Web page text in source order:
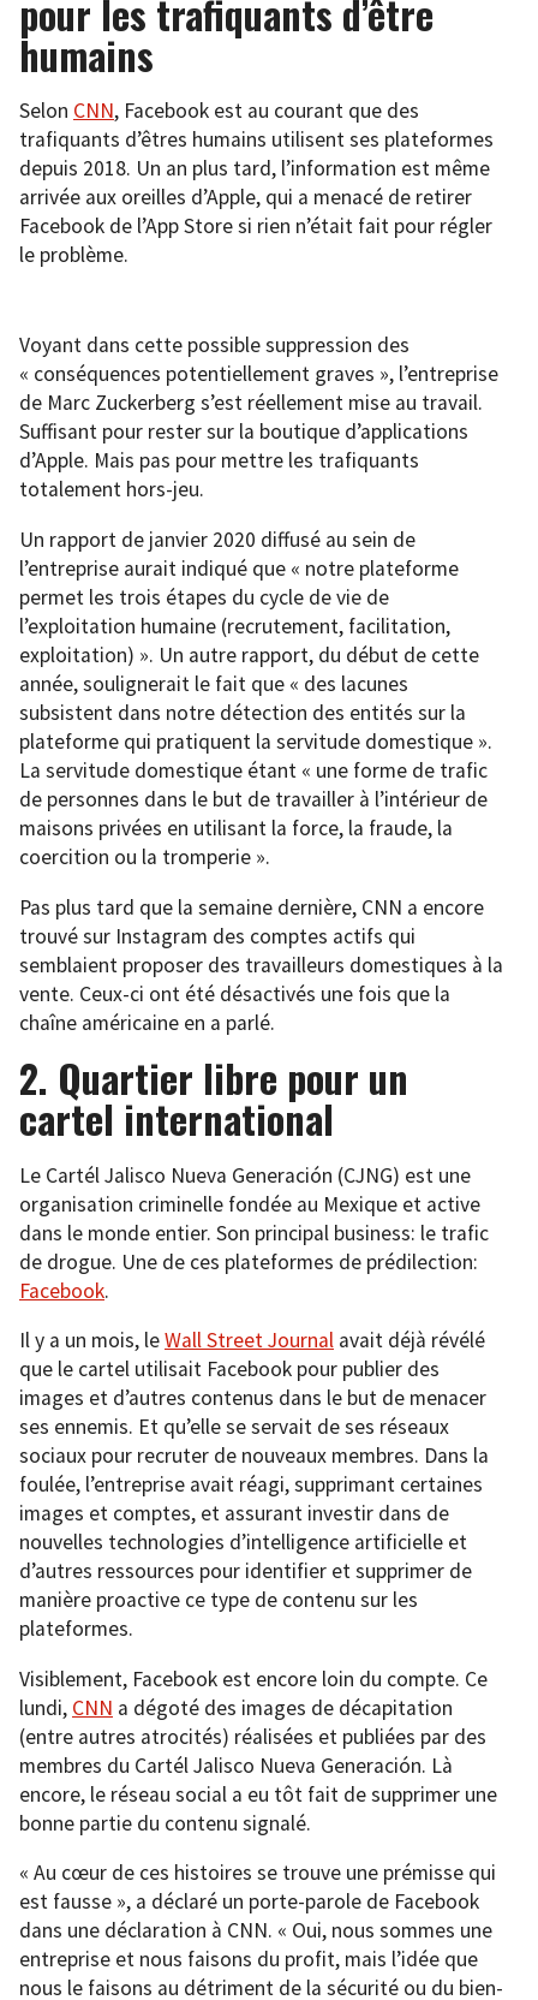
pour les trafiquants d’être
humains
Selon CNN, Facebook est au courant que des
trafiquants d’êtres humains utilisent ses plateformes
depuis 2018. Un an plus tard, l’information est même
arrivée aux oreilles d’Apple, qui a menacé de retirer
Facebook de l’App Store si rien n’était fait pour régler
le problème.
Voyant dans cette possible suppression des
« conséquences potentiellement graves », l’entreprise
de Marc Zuckerberg s’est réellement mise au travail.
Suffisant pour rester sur la boutique d’applications
d’Apple. Mais pas pour mettre les trafiquants
totalement hors-jeu.
Un rapport de janvier 2020 diffusé au sein de
l’entreprise aurait indiqué que « notre plateforme
permet les trois étapes du cycle de vie de
l’exploitation humaine (recrutement, facilitation,
exploitation) ». Un autre rapport, du début de cette
année, soulignerait le fait que « des lacunes
subsistent dans notre détection des entités sur la
plateforme qui pratiquent la servitude domestique ».
La servitude domestique étant « une forme de trafic
de personnes dans le but de travailler à l’intérieur de
maisons privées en utilisant la force, la fraude, la
coercition ou la tromperie ».
Pas plus tard que la semaine dernière, CNN a encore
trouvé sur Instagram des comptes actifs qui
semblaient proposer des travailleurs domestiques à la
vente. Ceux-ci ont été désactivés une fois que la
chaîne américaine en a parlé.
2. Quartier libre pour un
cartel international
Le Cartél Jalisco Nueva Generación (CJNG) est une
organisation criminelle fondée au Mexique et active
dans le monde entier. Son principal business: le trafic
de drogue. Une de ces plateformes de prédilection:
Facebook.
Il y a un mois, leWall Street Journal avait déjà révélé
que le cartel utilisait Facebook pour publier des
images et d’autres contenus dans le but de menacer
ses ennemis. Et qu’elle se servait de ses réseaux
sociaux pour recruter de nouveaux membres. Dans la
foulée, l’entreprise avait réagi, supprimant certaines
images et comptes, et assurant investir dans de
nouvelles technologies d’intelligence artificielle et
d’autres ressources pour identifier et supprimer de
manière proactive ce type de contenu sur les
plateformes.
Visiblement, Facebook est encore loin du compte. Ce
lundi, CNN a dégoté des images de décapitation
(entre autres atrocités) réalisées et publiées par des
membres du Cartél Jalisco Nueva Generación. Là
encore, le réseau social a eu tôt fait de supprimer une
bonne partie du contenu signalé.
« Au cœur de ces histoires se trouve une prémisse qui
est fausse », a déclaré un porte-parole de Facebook
dans une déclaration à CNN. « Oui, nous sommes une
entreprise et nous faisons du profit, mais l’idée que
nous le faisons au détriment de la sécurité ou du bien-